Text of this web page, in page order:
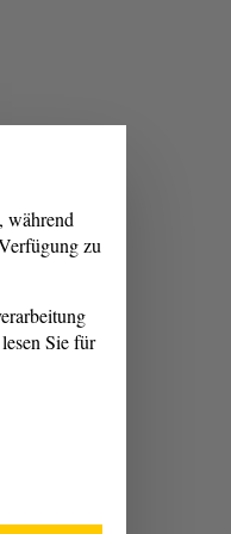
während
zu
Sie für